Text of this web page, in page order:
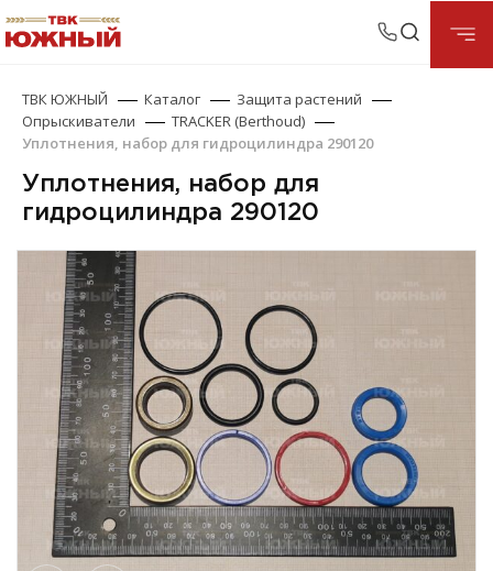
ТВК ЮЖНЫЙ Каталог
Защита растений
Опрыскиватели
TRACKER (Berthoud)
Уплотнения, набор для гидроцилиндра 290120
Уплотнения, набор для
гидроцилиндра 290120